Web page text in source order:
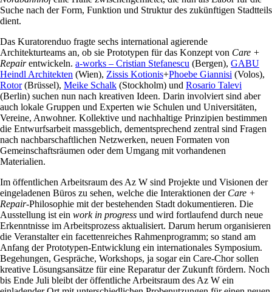
Suche nach der Form, Funktion und Struktur des zukünftigen Stadtteils
dient.
Das Kuratorenduo fragte sechs international agierende
Architekturteams an, ob sie Prototypen für das Konzept von Care +
Repairentwickeln. a-works – Cristian Stefanescu (Bergen), GABU
Heindl Architekten (Wien), Zissis Kotionis+Phoebe Giannisi (Volos),
Rotor(Brüssel), Meike Schalk (Stockholm) und Rosario Talevi
(Berlin) suchen nun nach kreativen Ideen. Darin involviert sind aber
auch lokale Gruppen und Experten wie Schulen und Universitäten,
Vereine, Anwohner. Kollektive und nachhaltige Prinzipien bestimmen
die Entwurfsarbeit massgeblich, dementsprechend zentral sind Fragen
nach nachbarschaftlichen Netzwerken, neuen Formaten von
Gemeinschaftsräumen oder dem Umgang mit vorhandenen
Materialien.
Im öffentlichen Arbeitsraum des Az W sind Projekte und Visionen der
eingeladenen Büros zu sehen, welche die Interaktionen der Care +
Repair-Philosophie mit der bestehenden Stadt dokumentieren. Die
Ausstellung ist ein work in progress und wird fortlaufend durch neue
Erkenntnisse im Arbeitsprozess aktualisiert. Darum herum organisieren
die Veranstalter ein facettenreiches Rahmenprogramm; so stand am
Anfang der Prototypen-Entwicklung ein internationales Symposium.
Begehungen, Gespräche, Workshops, ja sogar ein Care-Chor sollen
kreative Lösungsansätze für eine Reparatur der Zukunft fördern. Noch
bis Ende Juli bleibt der öffentliche Arbeitsraum des Az W ein